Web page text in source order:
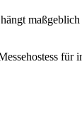
für